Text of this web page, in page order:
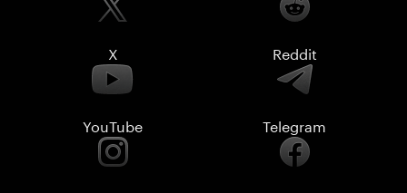
X Reddit
YouTube Telegram